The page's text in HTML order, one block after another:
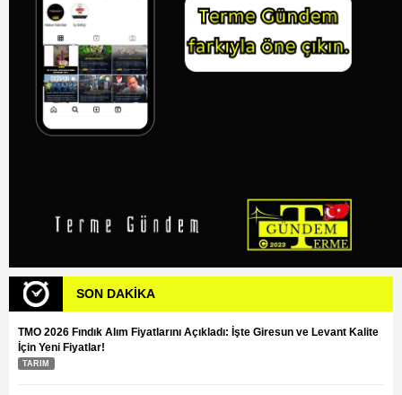
SON DAKİKA
TMO 2026 Fındık Alım Fiyatlarını Açıkladı: İşte Giresun ve Levant Kalite
İçin Yeni Fiyatlar!
TARIM